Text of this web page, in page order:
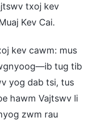
txoj kev
Kev Cai.
kev cawm: mus
tug tib
yog dab tsi, tus
hawm Vajtswv li
zwm rau